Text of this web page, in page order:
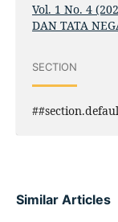
Vol. 1 No. 4
DAN TATA
SECTION
Similar Articles